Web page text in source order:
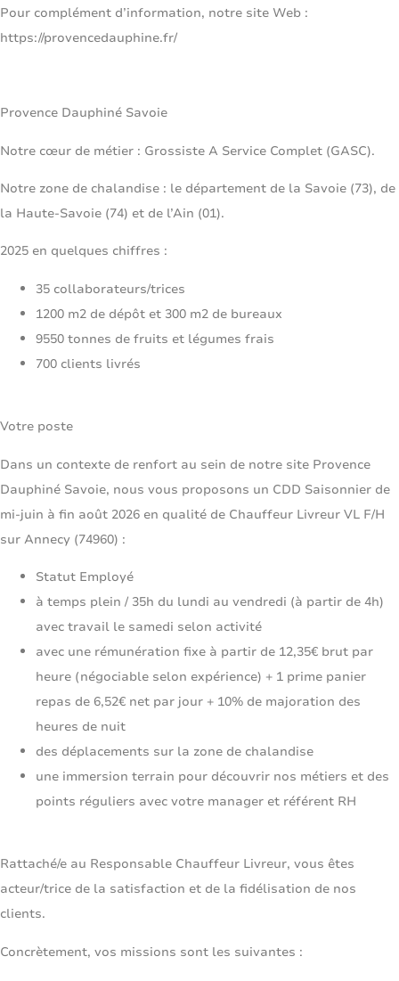
Pour complément d’information, notre site Web :
https://provencedauphine.fr/
Provence Dauphiné Savoie
Notre cœur de métier : Grossiste A Service Complet (GASC).
Notre zone de chalandise : le département de la Savoie (73), de
la Haute-Savoie (74) et de l’Ain (01).
2025 en quelques chiffres :
35 collaborateurs/trices
1200 m2 de dépôt et 300 m2 de bureaux
9550 tonnes de fruits et légumes frais
700 clients livrés
Votre poste
Dans un contexte de renfort au sein de notre site Provence
Dauphiné Savoie, nous vous proposons un CDD Saisonnier de
mi-juin à fin août 2026 en qualité de Chauffeur Livreur VL F/H
sur Annecy (74960) :
Statut Employé
à temps plein / 35h du lundi au vendredi (à partir de 4h)
avec travail le samedi selon activité
avec une rémunération fixe à partir de 12,35€ brut par
heure (négociable selon expérience) + 1 prime panier
repas de 6,52€ net par jour + 10% de majoration des
heures de nuit
des déplacements sur la zone de chalandise
une immersion terrain pour découvrir nos métiers et des
points réguliers avec votre manager et référent RH
Rattaché/e au Responsable Chauffeur Livreur, vous êtes
acteur/trice de la satisfaction et de la fidélisation de nos
clients.
Concrètement, vos missions sont les suivantes :